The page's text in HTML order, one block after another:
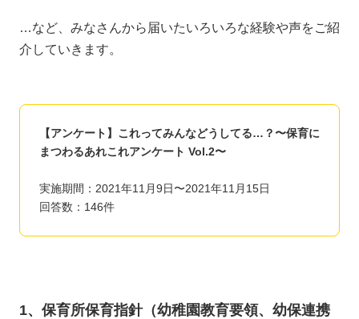
…など、みなさんから届いたいろいろな経験や声をご紹
介していきます。
【アンケート】これってみんなどうしてる…？〜保育に
まつわるあれこれアンケート Vol.2〜
実施期間：2021年11月9日〜2021年11月15日
回答数：146件
1、保育所保育指針（幼稚園教育要領、幼保連携